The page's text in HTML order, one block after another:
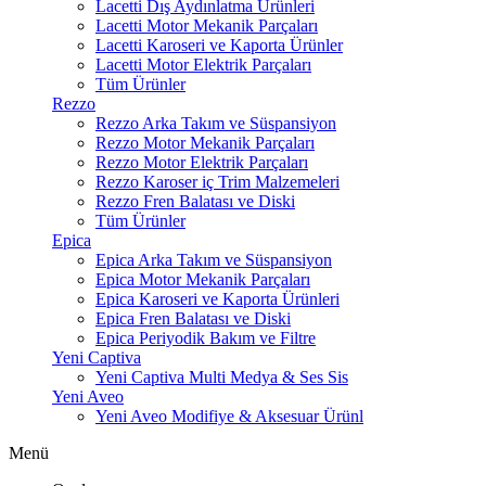
Lacetti Dış Aydınlatma Ürünleri
Lacetti Motor Mekanik Parçaları
Lacetti Karoseri ve Kaporta Ürünler
Lacetti Motor Elektrik Parçaları
Tüm Ürünler
Rezzo
Rezzo Arka Takım ve Süspansiyon
Rezzo Motor Mekanik Parçaları
Rezzo Motor Elektrik Parçaları
Rezzo Karoser iç Trim Malzemeleri
Rezzo Fren Balatası ve Diski
Tüm Ürünler
Epica
Epica Arka Takım ve Süspansiyon
Epica Motor Mekanik Parçaları
Epica Karoseri ve Kaporta Ürünleri
Epica Fren Balatası ve Diski
Epica Periyodik Bakım ve Filtre
Yeni Captiva
Yeni Captiva Multi Medya & Ses Sis
Yeni Aveo
Yeni Aveo Modifiye & Aksesuar Ürünl
Menü